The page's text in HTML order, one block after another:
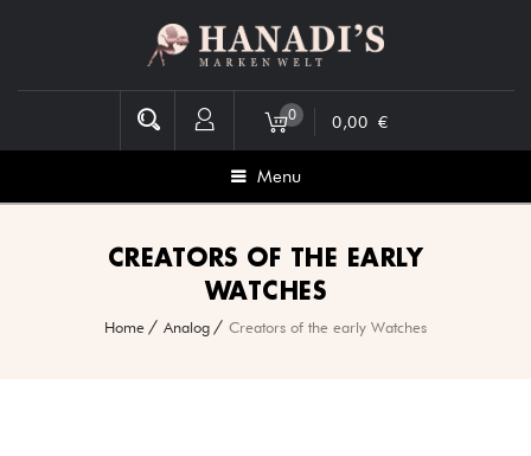
0 0,00 €
Menu
CREATORS OF THE EARLY
WATCHES
Home Analog Creators of the early Watches